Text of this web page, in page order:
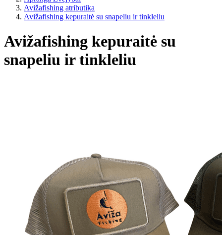
Avižafishing atributika
Avižafishing kepuraitė su snapeliu ir tinkleliu
Avižafishing kepuraitė su
snapeliu ir tinkleliu